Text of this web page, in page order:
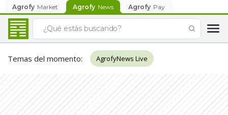
Agrofy Market Agrofy News Agrofy Pay
Temas del momento: AgrofyNews Live